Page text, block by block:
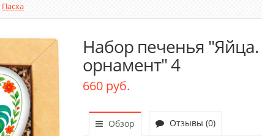
Пасха
Набор печенья
орнамент" 4
660 руб.
Обзор Отзывы (0)